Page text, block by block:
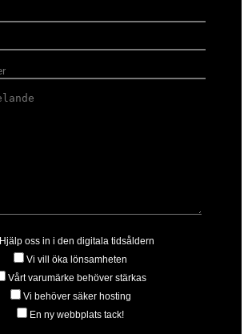
Hjälp oss in i den digitala tidsåldern
Vi vill öka lönsamheten
Vårt varumärke behöver stärkas
Vi behöver säker hosting
En ny webbplats tack!